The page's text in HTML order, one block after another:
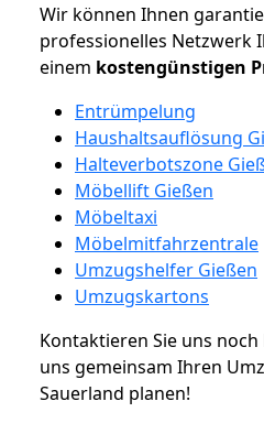
Wir können Ihnen
professionelles Netzwerk
einem kostengünstigen
Entrümpelung
Haushaltsauflösung
Halteverbotszone
Möbellift Gießen
Möbeltaxi
Möbelmitfahrzentrale
Umzugshelfer Gießen
Umzugskartons
Kontaktieren Sie uns
uns gemeinsam Ihren
Sauerland planen!